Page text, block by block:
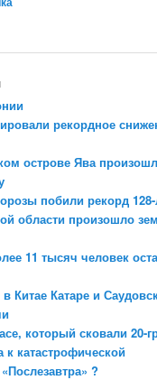
рекордное
острове Ява
побили рекорд
области произошло
11 тысяч человек
Китае Катаре и
который сковали 20-
катастрофической
?